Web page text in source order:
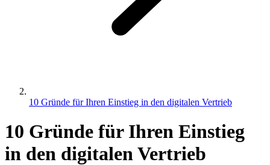
10 Gründe für Ihren Einstieg in den digitalen Vertrieb
10 Gründe für Ihren Einstieg
in den digitalen Vertrieb